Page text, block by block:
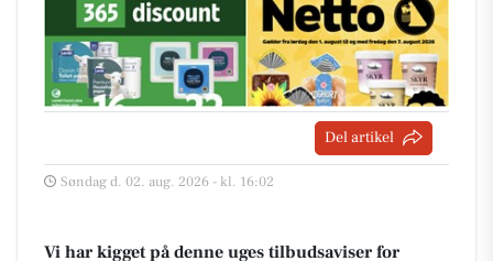
Del artikel
Søndag d. 02. aug. 2026 - kl. 16:02
Vi har kigget på denne uges tilbudsaviser for